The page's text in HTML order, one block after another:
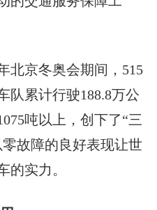
北京冬奥会期间，515
队累计行驶188.8万公
吨以上，创下了“三
故障的良好表现让世
的实力。